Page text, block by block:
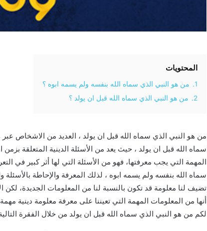
المحتويات
1.
من هو النبي الذي سماه الله بنفسه ولم يسمه ابوه ؟
2.
من هو النبي الذي سماه الله قبل ان يولد ؟
من هو النبي الذي سماه الله قبل ان يولد ، العديد من الاشخاص
سماه الله قبل ان يولد ، حيث يعد من الأسئلة الدينية المتعلقة
المهمة التي يجب معرفتها، فهو من الأسئلة التي لها أثر كبير في
سماه الله بنفسه ولم يسمه ابوه ، لذلك المعرفة والإحاطة بالأسئلة
تضيف لنا معلومة قد تكون بالنسبة لنا من المعلومات الجديدة، لكن
أنها من المعلومات المهمة التي تعيننا على معرفة معلومة دينية
لكم من هو النبي الذي سماه الله قبل ان يولد من خلال الفقرة